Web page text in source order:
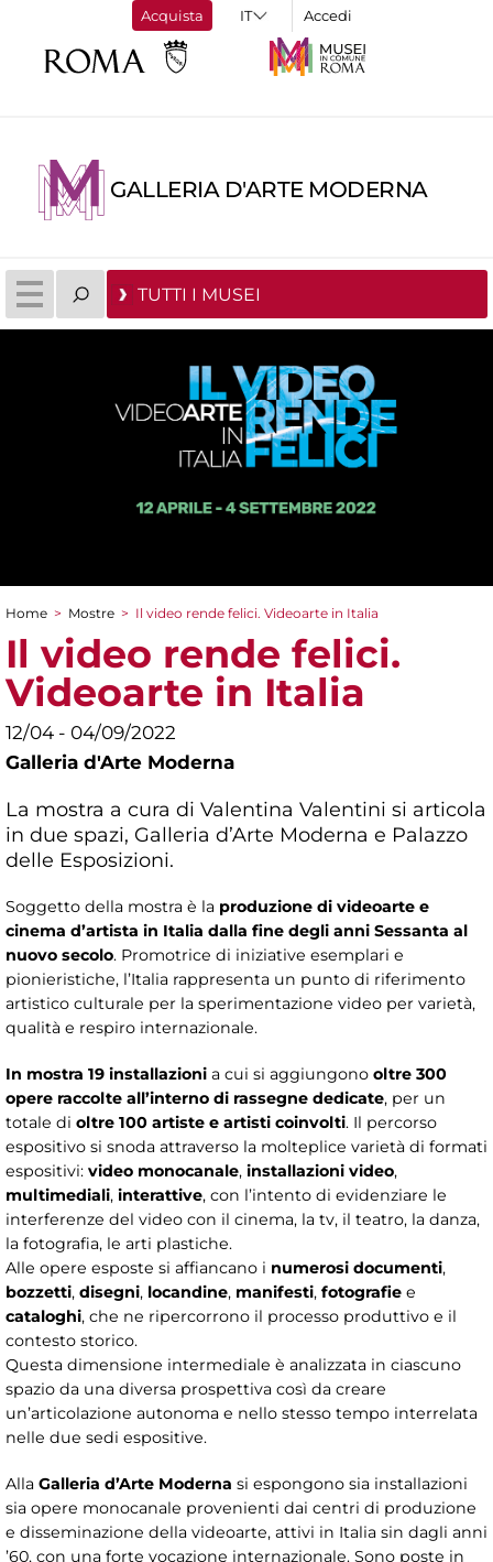
Acquista Accedi
GALLERIA D'ARTE MODERNA
TUTTI I MUSEI
Tu sei qui
Home > Mostre > Il video rende felici. Videoarte in Italia
Il video rende felici.
Videoarte in Italia
12/04 - 04/09/2022
Galleria d'Arte Moderna
La mostra a cura di Valentina Valentini si articola
in due spazi, Galleria d’Arte Moderna e Palazzo
delle Esposizioni.
Soggetto della mostra è la produzione di videoarte e
cinema d’artista in Italia dalla fine degli anni Sessanta al
nuovo secolo. Promotrice di iniziative esemplari e
pionieristiche, l’Italia rappresenta un punto di riferimento
artistico culturale per la sperimentazione video per varietà,
qualità e respiro internazionale.
In mostra 19 installazioni a cui si aggiungono oltre 300
opere raccolte all’interno di rassegne dedicate, per un
totale di oltre 100 artiste e artisti coinvolti. Il percorso
espositivo si snoda attraverso la molteplice varietà di formati
espositivi: video monocanale, installazioni video,
multimediali, interattive, con l’intento di evidenziare le
interferenze del video con il cinema, la tv, il teatro, la danza,
la fotografia, le arti plastiche.
Alle opere esposte si affiancano i numerosi documenti,
bozzetti, disegni, locandine, manifesti, fotografie e
cataloghi, che ne ripercorrono il processo produttivo e il
contesto storico.
Questa dimensione intermediale è analizzata in ciascuno
spazio da una diversa prospettiva così da creare
un’articolazione autonoma e nello stesso tempo interrelata
nelle due sedi espositive.
Alla Galleria d’Arte Moderna si espongono sia installazioni
sia opere monocanale provenienti dai centri di produzione
e disseminazione della videoarte, attivi in Italia sin dagli anni
’60, con una forte vocazione internazionale. Sono poste in